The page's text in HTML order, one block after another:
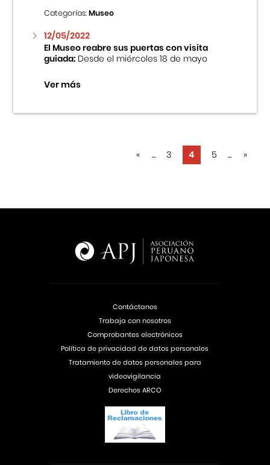
Categorías:Museo
12/05/2022
El Museo reabre sus puertas con visita
guiada:Desde el miércoles 18 de mayo
Ver más
« ... 3 4 5 ... »
Contáctanos
Trabaja con nosotros
Comprobantes electrónicos
Política de privacidad de datos personales
Tratamiento de datos personales para
videovigilancia
Derechos ARCO